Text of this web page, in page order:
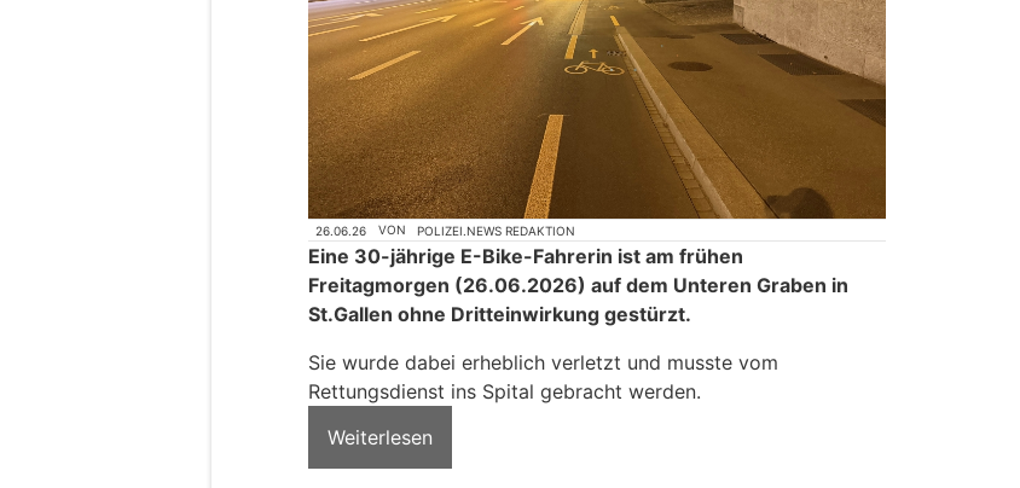
26.06.26 VON POLIZEI.NEWS REDAKTION
Eine 30-jährige E-Bike-Fahrerin ist am frühen
Freitagmorgen (26.06.2026) auf dem Unteren Graben in
St.Gallen ohne Dritteinwirkung gestürzt.
Sie wurde dabei erheblich verletzt und musste vom
Rettungsdienst ins Spital gebracht werden.
Weiterlesen